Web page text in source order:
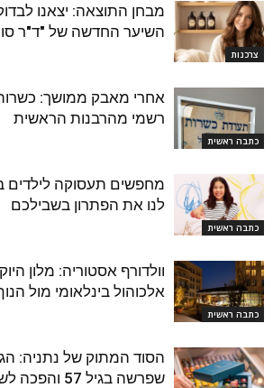
צרכנות
מבחן התוצאה: יצאנו
השיער החדשה של "ד"ר
כתבה ראשית
אחרי מאבק ממושך:
רשמי מהרבנות הראשית
כתבה ראשית
מחפשים תעסוקה לילדים
לנו את הפתרון בשבילכם
כתבה ראשית
וולדורף אסטוריה: מלון
אלכוהול בינלאומי מול
הסוד המתוק של נתניה:
שפרשה בגיל 57 והפכה לשוקולטיירית עילית